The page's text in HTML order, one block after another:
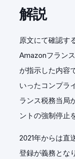
解説
原文にて確認す
Amazonフラン
が指示した内容
いったコンプラ
ランス税務当局
ントの強制停止
2021年からは直
登録が義務とな